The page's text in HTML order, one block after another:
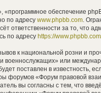
обеспечение
по адресу www.phpbb.com.
ответственности за то, что
по адресу https://
к национальной розни и
военнослужащих» или
поставлен в известность,
форумов «Форум правовой
вы согласны с тем, что